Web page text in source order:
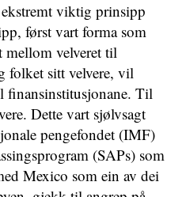
viktig prinsipp
først vart forma som
velveret til
folket sitt velvere, vil
finansinstitusjonane. Til
Dette vart sjølvsagt
pengefondet (IMF)
(SAPs) som
Mexico som ein av dei